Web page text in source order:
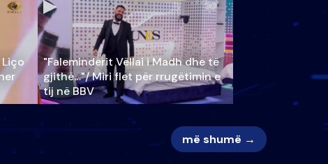
"Faleminderit Vëllai i Madh dhe të
gjithë…"/ Miri flet për rrugëtimin e
tij në BBV
më shumë →